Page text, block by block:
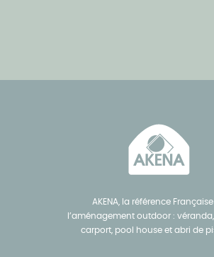
AKENA, la référence
l’aménagement outdoor :
carport, pool house et abri de